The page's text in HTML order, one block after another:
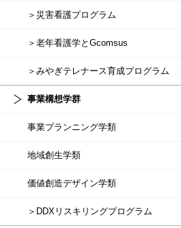
＞災害看護プログラム
＞老年看護学とGcomsus
＞みやぎテレナース育成プログラム
事業構想学群
事業プランニング学類
地域創生学類
価値創造デザイン学類
＞DDXリスキリングプログラム